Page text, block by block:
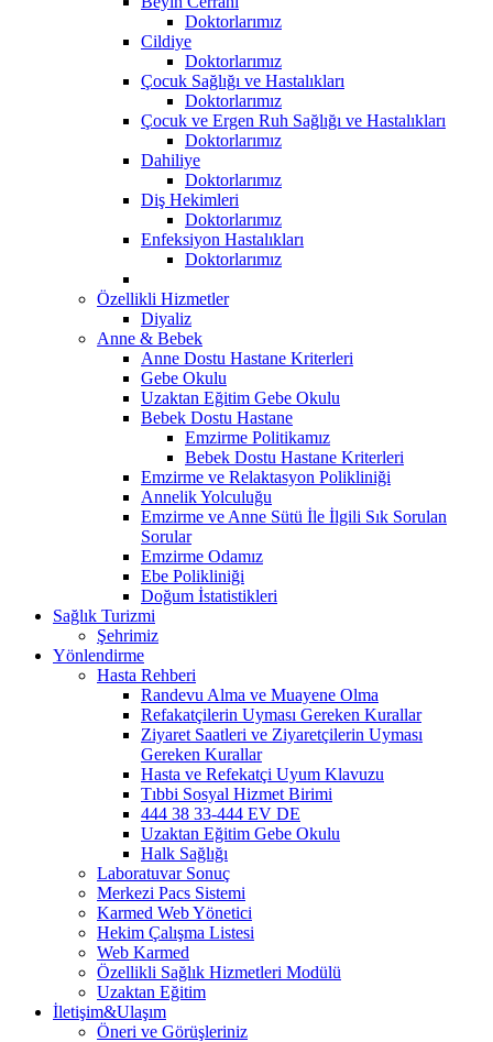
Doktorlarımız
Cildiye
Doktorlarımız
Çocuk Sağlığı ve Hastalıkları
Doktorlarımız
Çocuk ve Ergen Ruh Sağlığı ve Hastalıkları
Doktorlarımız
Dahiliye
Doktorlarımız
Diş Hekimleri
Doktorlarımız
Enfeksiyon Hastalıkları
Doktorlarımız
Özellikli Hizmetler
Diyaliz
Anne & Bebek
Anne Dostu Hastane Kriterleri
Gebe Okulu
Uzaktan Eğitim Gebe Okulu
Bebek Dostu Hastane
Emzirme Politikamız
Bebek Dostu Hastane Kriterleri
Emzirme ve Relaktasyon Polikliniği
Annelik Yolculuğu
Emzirme ve Anne Sütü İle İlgili Sık Sorulan
Sorular
Emzirme Odamız
Ebe Polikliniği
Doğum İstatistikleri
Sağlık Turizmi
Şehrimiz
Yönlendirme
Hasta Rehberi
Randevu Alma ve Muayene Olma
Refakatçilerin Uyması Gereken Kurallar
Ziyaret Saatleri ve Ziyaretçilerin Uyması
Gereken Kurallar
Hasta ve Refekatçi Uyum Klavuzu
Tıbbi Sosyal Hizmet Birimi
444 38 33-444 EV DE
Uzaktan Eğitim Gebe Okulu
Halk Sağlığı
Laboratuvar Sonuç
Merkezi Pacs Sistemi
Karmed Web Yönetici
Hekim Çalışma Listesi
Web Karmed
Özellikli Sağlık Hizmetleri Modülü
Uzaktan Eğitim
İletişim&Ulaşım
Öneri ve Görüşleriniz